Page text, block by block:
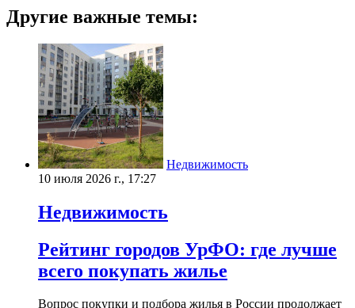
Другие важные темы:
Недвижимость
10 июля 2026 г., 17:27
Недвижимость
Рейтинг городов УрФО: где лучше
всего покупать жилье
Вопрос покупки и подбора жилья в России продолжает